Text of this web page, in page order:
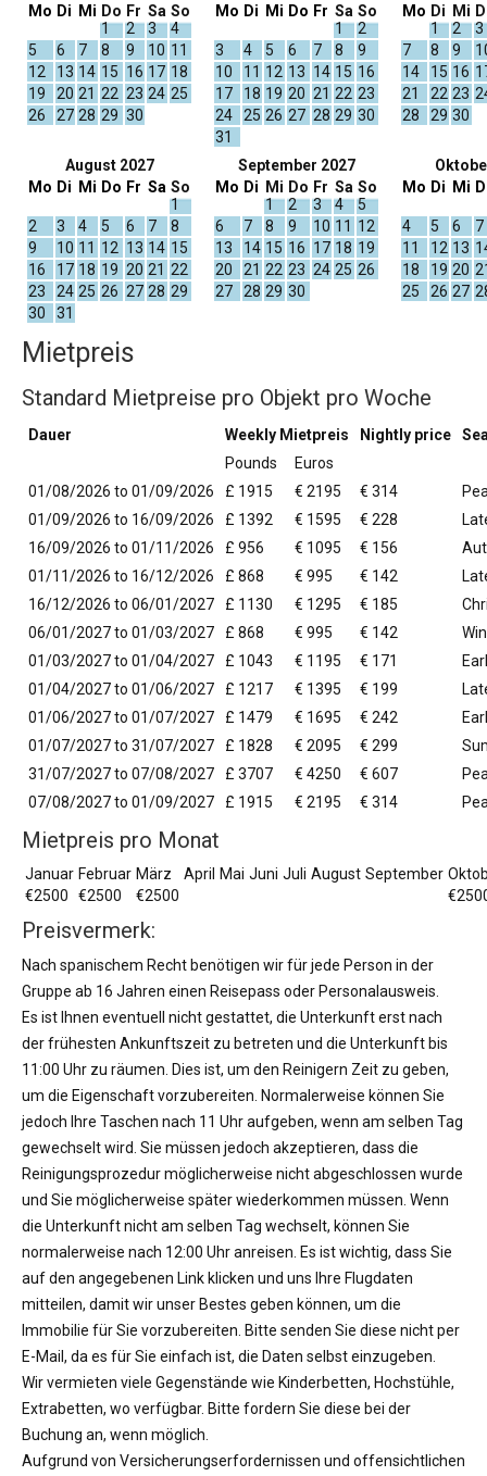
Mo Di Mi Do
1
Fr
2
Sa
3
So
4
5
6 7 8 9 10 11
12
13 14 15 16 17 18
19
20 21 22 23 24 25
26
27 28 29 30
Mo Di Mi Do Fr Sa
1
So
2
3
4 5 6 7 8
9
10
11 12 13 14 15 16
17
18 19 20 21 22 23
24
25 26 27 28 29 30
31
Mo Di
1
Mi
2
3
7
8 9
14
15 16
21
22 23
28
29 30
August 2027
Mo Di Mi Do Fr Sa So
1
2
3 4 5 6 7
8
9
10 11 12 13 14 15
16
17 18 19 20 21 22
23
24 25 26 27 28 29
30
31
September 2027
Mo Di
Mi
1
Do
2
Fr
3
Sa
4
So
5
6
7 8 9 10 11 12
13
14 15 16 17 18 19
20
21 22 23 24 25 26
27
28 29 30
Mo Di Mi
4 5 6
7
11
12 13
18
19 20
25
26 27
Mietpreis
Standard Mietpreise pro Objekt pro Woche
Dauer Weekly Mietpreis Nightly price
Pounds
Euros
01/08/2026 to 01/09/2026
£ 1915 € 2195 € 314
01/09/2026 to 16/09/2026
£ 1392 € 1595 € 228
16/09/2026 to 01/11/2026
£ 956 € 1095 € 156
01/11/2026 to 16/12/2026
£ 868 € 995 € 142
16/12/2026 to 06/01/2027
£ 1130 € 1295 € 185
06/01/2027 to 01/03/2027
£ 868 € 995 € 142
01/03/2027 to 01/04/2027
£ 1043 € 1195 € 171
01/04/2027 to 01/06/2027
£ 1217 € 1395 € 199
01/06/2027 to 01/07/2027
£ 1479 € 1695 € 242
01/07/2027 to 31/07/2027
£ 1828 € 2095 € 299
31/07/2027 to 07/08/2027
£ 3707 € 4250 € 607
07/08/2027 to 01/09/2027
£ 1915 € 2195 € 314
Mietpreis pro Monat
Januar Februar März April Mai Juni Juli August September
€2500
€2500 €2500
Preisvermerk:
Nach spanischem Recht benötigen wir für jede Person in der
Gruppe ab 16 Jahren einen Reisepass oder Personalausweis.
Es ist Ihnen eventuell nicht gestattet, die Unterkunft erst nach
der frühesten Ankunftszeit zu betreten und die Unterkunft bis
11:00 Uhr zu räumen. Dies ist, um den Reinigern Zeit zu geben,
um die Eigenschaft vorzubereiten. Normalerweise können Sie
jedoch Ihre Taschen nach 11 Uhr aufgeben, wenn am selben Tag
gewechselt wird. Sie müssen jedoch akzeptieren, dass die
Reinigungsprozedur möglicherweise nicht abgeschlossen wurde
und Sie möglicherweise später wiederkommen müssen. Wenn
die Unterkunft nicht am selben Tag wechselt, können Sie
normalerweise nach 12:00 Uhr anreisen. Es ist wichtig, dass Sie
auf den angegebenen Link klicken und uns Ihre Flugdaten
mitteilen, damit wir unser Bestes geben können, um die
Immobilie für Sie vorzubereiten. Bitte senden Sie diese nicht per
E-Mail, da es für Sie einfach ist, die Daten selbst einzugeben.
Wir vermieten viele Gegenstände wie Kinderbetten, Hochstühle,
Extrabetten, wo verfügbar. Bitte fordern Sie diese bei der
Buchung an, wenn möglich.
Aufgrund von Versicherungserfordernissen und offensichtlichen